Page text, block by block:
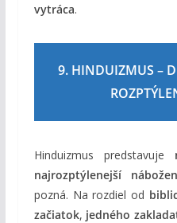
vytráca.
9. HINDUIZMUS –
Hinduizmus predstavuje
najrozptýlenejší
pozná. Na rozdiel od
začiatok, jedného